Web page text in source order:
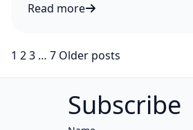
Read more
পোষা বিড়ালকে বাহিরে রেখে বিপদে পড়ছেন না তো?
Posts
1 23 … 7 Older posts
Subscribe